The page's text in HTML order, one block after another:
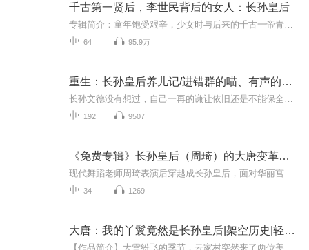
千古第一贤后，李世民背后的女人：长孙皇后
64 95.9万
重生：长孙皇后养儿记/进错群的喵、有声的凌风等
192 9507
《免费专辑》长孙皇后（周琦）的大唐变革之路
34 1269
大唐：我的丫鬟竟然是长孙皇后|架空历史|轻小说|AI专辑